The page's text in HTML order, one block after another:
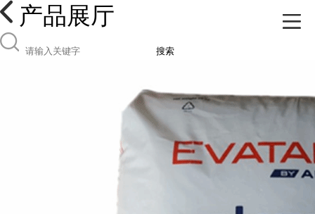
产品展厅
搜索